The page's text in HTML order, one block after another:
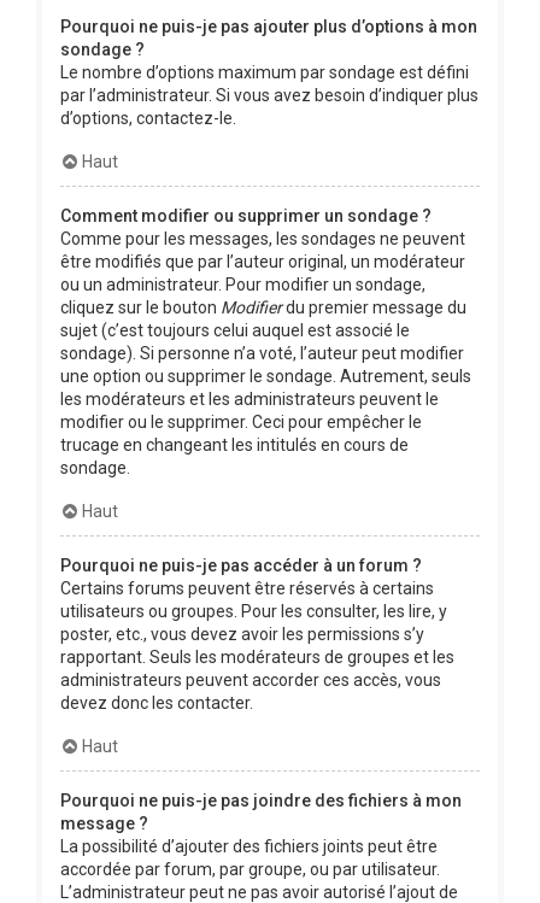
Pourquoi ne puis-je pas ajouter plus d’options à mon
sondage ?
Le nombre d’options maximum par sondage est défini
par l’administrateur. Si vous avez besoin d’indiquer plus
d’options, contactez-le.
Haut
Comment modifier ou supprimer un sondage ?
Comme pour les messages, les sondages ne peuvent
être modifiés que par l’auteur original, un modérateur
ou un administrateur. Pour modifier un sondage,
cliquez sur le bouton Modifierdu premier message du
sujet (c’est toujours celui auquel est associé le
sondage). Si personne n’a voté, l’auteur peut modifier
une option ou supprimer le sondage. Autrement, seuls
les modérateurs et les administrateurs peuvent le
modifier ou le supprimer. Ceci pour empêcher le
trucage en changeant les intitulés en cours de
sondage.
Haut
Pourquoi ne puis-je pas accéder à un forum ?
Certains forums peuvent être réservés à certains
utilisateurs ou groupes. Pour les consulter, les lire, y
poster, etc., vous devez avoir les permissions s’y
rapportant. Seuls les modérateurs de groupes et les
administrateurs peuvent accorder ces accès, vous
devez donc les contacter.
Haut
Pourquoi ne puis-je pas joindre des fichiers à mon
message ?
La possibilité d’ajouter des fichiers joints peut être
accordée par forum, par groupe, ou par utilisateur.
L’administrateur peut ne pas avoir autorisé l’ajout de